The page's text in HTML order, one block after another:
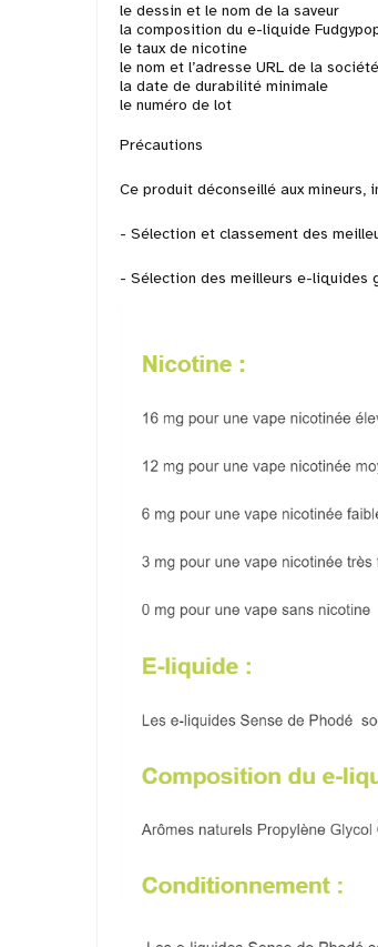
le dessin et le nom de la saveur
la composition du e-liquide
le taux de nicotine
le nom et l’adresse URL de la société
la date de durabilité minimale
le numéro de lot
Précautions
Ce produit déconseillé aux mineurs,
- Sélection et classement des
- Sélection des meilleurs e-liquides